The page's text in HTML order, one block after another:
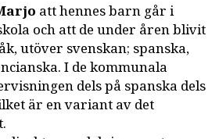
att hennes barn går i
och att de under åren blivit
utöver svenskan; spanska,
I de kommunala
dels på spanska dels
är en variant av det